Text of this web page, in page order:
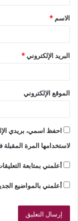
ق
*
الاسم *
البريد الإلكتروني*
الموقع الإلكتروني
احفظ اسمي، بريدي
لاستخدامها المرة
أعلمني بمتابعة
أعلمني بالمواضيع